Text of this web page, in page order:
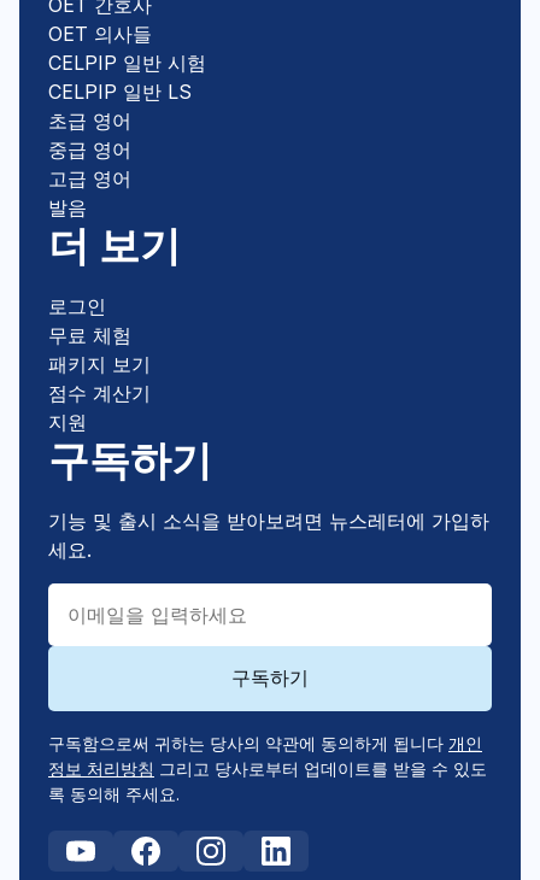
OET 간호사
OET 의사들
CELPIP 일반 시험
CELPIP 일반 LS
초급 영어
중급 영어
고급 영어
발음
더 보기
로그인
무료 체험
패키지 보기
점수 계산기
지원
구독하기
기능 및 출시 소식을 받아보려면 뉴스레터에 가입하
세요.
구독함으로써 귀하는 당사의 약관에 동의하게 됩니다 개인
정보 처리방침 그리고 당사로부터 업데이트를 받을 수 있도
록 동의해 주세요.